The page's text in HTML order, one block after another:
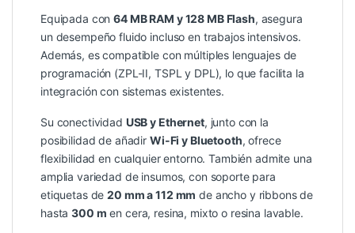
Equipada con64 MB RAM y 128 MB Flash, asegura
un desempeño fluido incluso en trabajos intensivos.
Además, es compatible con múltiples lenguajes de
programación (ZPL-II, TSPL y DPL), lo que facilita la
integración con sistemas existentes.
Su conectividad USB y Ethernet, junto con la
posibilidad de añadir Wi-Fi y Bluetooth, ofrece
flexibilidad en cualquier entorno. También admite una
amplia variedad de insumos, con soporte para
etiquetas de20 mm a 112 mm de ancho y ribbons de
hasta300 m en cera, resina, mixto o resina lavable.